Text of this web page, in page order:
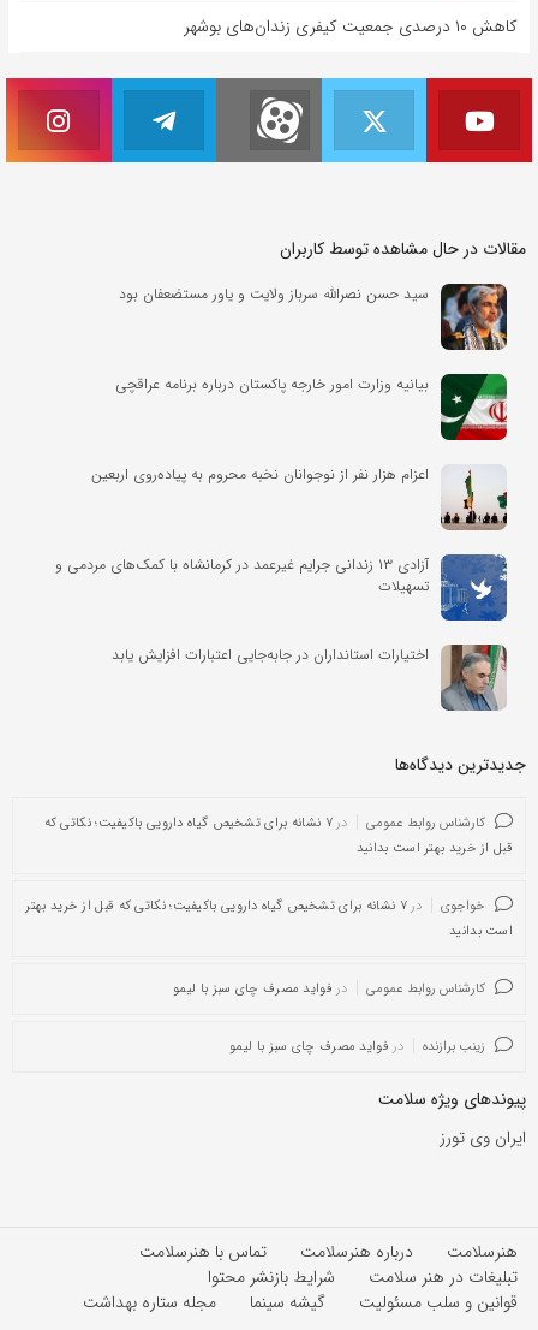
کاهش ۱۰ درصدی جمعیت کیفری زندان‌های بوشهر
مقالات در حال مشاهده توسط کاربران
سید حسن نصرالله سرباز ولایت و یاور مستضعفان بود
بیانیه وزارت امور خارجه پاکستان درباره برنامه عراقچی
اعزام هزار نفر از نوجوانان نخبه محروم به پیاده‌روی اربعین
آزادی ۱۳ زندانی جرایم غیرعمد در کرمانشاه با کمک‌های مردمی و
تسهیلات
اختیارات استانداران در جابه‌جایی اعتبارات افزایش یابد
جدیدترین دیدگاه‌‌ها
کارشناس روابط عمومی در
۷ نشانه برای تشخیص گیاه دارویی باکیفیت؛ نکاتی که
قبل از خرید بهتر است بدانید
خواجوی در
۷ نشانه برای تشخیص گیاه دارویی باکیفیت؛ نکاتی که قبل از خرید بهتر
است بدانید
کارشناس روابط عمومی در فواید مصرف چای سبز با لیمو
زینب برازنده در فواید مصرف چای سبز با لیمو
پیوندهای ویژه سلامت
ایران وی تورز
هنرسلامت درباره هنرسلامت
تماس با هنرسلامت
تبلیغات در هنر سلامت
شرایط بازنشر محتوا
قوانین و سلب مسئولیت
گیشه سینما مجله ستاره بهداشت